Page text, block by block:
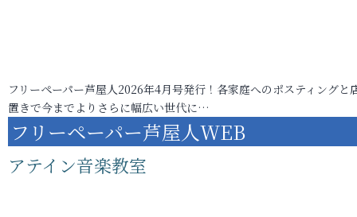
フリーペーパー芦屋人2026年4月号発行！各家庭へのポスティングと
置きで今までよりさらに幅広い世代に…
フリーペーパー芦屋人WEB
アテイン音楽教室